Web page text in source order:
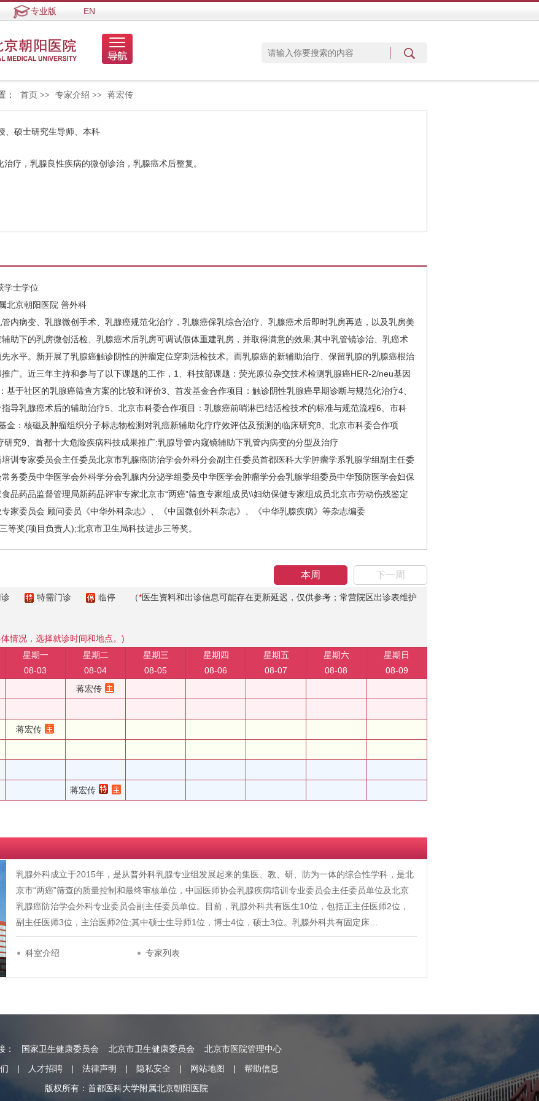
专业版 EN
： 首页 >> 专家介绍 >> 蒋宏传
、硕士研究生导师、本科
疗，乳腺良性疾病的微创诊治，乳腺癌术后整复。
士学位
京朝阳医院 普外科
病变、乳腺微创手术、乳腺癌规范化治疗，乳腺癌保乳综合治疗、乳腺癌术后即时乳房再造，以及乳房美
助下的乳房微创活检、乳腺癌术后乳房可调试假体重建乳房，并取得满意的效果;其中乳管镜诊治、乳癌术
水平。新开展了乳腺癌触诊阴性的肿瘤定位穿刺活检技术。而乳腺癌的新辅助治疗、保留乳腺的乳腺癌根治
广。近三年主持和参与了以下课题的工作，1、科技部课题：荧光原位杂交技术检测乳腺癌HER-2/neu基因
于社区的乳腺癌筛查方案的比较和评价3、首发基金合作项目：触诊阴性乳腺癌早期诊断与规范化治疗4、
导乳腺癌术后的辅助治疗5、北京市科委合作项目：乳腺癌前哨淋巴结活检技术的标准与规范流程6、市科
金：核磁及肿瘤组织分子标志物检测对乳癌新辅助化疗疗效评估及预测的临床研究8、北京市科委合作项
究9、首都十大危险疾病科技成果推广:乳腺导管内窥镜辅助下乳管内病变的分型及治疗
专家委员会主任委员北京市乳腺癌防治学会外科分会副主任委员首都医科大学肿瘤学系乳腺学组副主任委
务委员中华医学会外科学分会乳腺内分泌学组委员中华医学会肿瘤学分会乳腺学组委员中华预防医学会妇保
品药品监督管理局新药品评审专家北京市“两癌”筛查专家组成员\\妇幼保健专家组成员北京市劳动伤残鉴定
家委员会 顾问委员《中华外科杂志》、《中国微创外科杂志》、《中华乳腺疾病》等杂志编委
奖(项目负责人);北京市卫生局科技进步三等奖。
本周 下一周
特需门诊 临停 （*医生资料和出诊信息可能存在更新延迟，仅供参考；常营院区出诊表维护
情况，选择就诊时间和地点。)
星期一
08-03
星期二
08-04
星期三
08-05
星期四
08-06
星期五
08-07
星期六
08-08
星期日
08-09
蒋宏传
蒋宏传
蒋宏传
乳腺外科成立于2015年，是从普外科乳腺专业组发展起来的集医、教、研、防为一体的综合性学科，是北
京市“两癌”筛查的质量控制和最终审核单位，中国医师协会乳腺疾病培训专业委员会主任委员单位及北京
乳腺癌防治学会外科专业委员会副主任委员单位。目前，乳腺外科共有医生10位，包括正主任医师2位，
副主任医师3位，主治医师2位;其中硕士生导师1位，博士4位，硕士3位。乳腺外科共有固定床…
科室介绍 专家列表
： 国家卫生健康委员会 北京市卫生健康委员会
北京市医院管理中心
| 人才招聘 | 法律声明 | 隐私安全 | 网站地图 |
帮助信息
版权所有：首都医科大学附属北京朝阳医院